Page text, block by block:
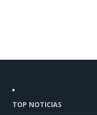
TOP NOTICIAS